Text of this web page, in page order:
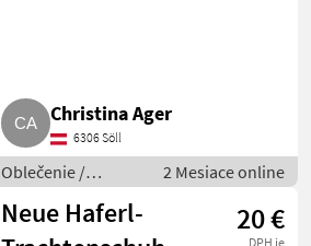
Christina Ager
6306 Söll
Oblečenie /
Ostatné oblečenie
2 Mesiace online
Neue Haferl-
20 €
DPH je